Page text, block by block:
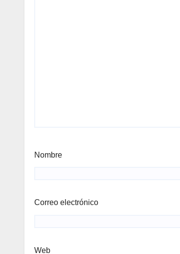
Nombre
Correo electrónico
Web